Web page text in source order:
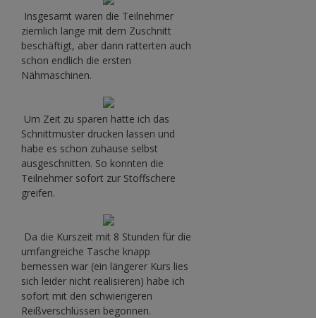
Insgesamt waren die Teilnehmer
ziemlich lange mit dem Zuschnitt
beschäftigt, aber dann ratterten auch
schon endlich die ersten
Nähmaschinen.
Um Zeit zu sparen hatte ich das
Schnittmuster drucken lassen und
habe es schon zuhause selbst
ausgeschnitten. So konnten die
Teilnehmer sofort zur Stoffschere
greifen.
Da die Kurszeit mit 8 Stunden für die
umfangreiche Tasche knapp
bemessen war (ein längerer Kurs lies
sich leider nicht realisieren) habe ich
sofort mit den schwierigeren
Reißverschlüssen begonnen.